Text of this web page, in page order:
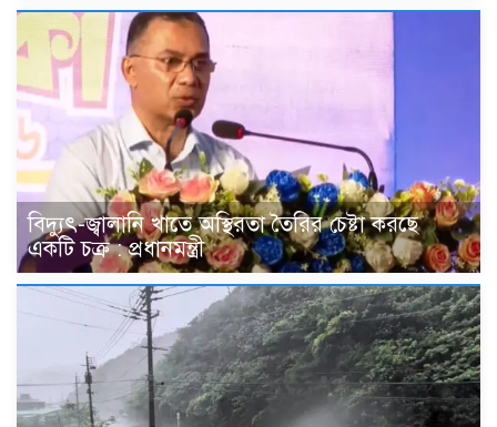
বিদ্যুৎ-জ্বালানি খাতে অস্থিরতা তৈরির চেষ্টা করছে
একটি চক্র : প্রধানমন্ত্রী